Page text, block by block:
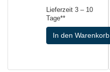
Lieferzeit 3 – 10
Tage**
In den Warenkorb